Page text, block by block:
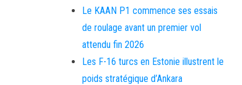
Le KAAN P1 commence ses essais
de roulage avant un premier vol
attendu fin 2026
Les F-16 turcs en Estonie illustrent le
poids stratégique d’Ankara